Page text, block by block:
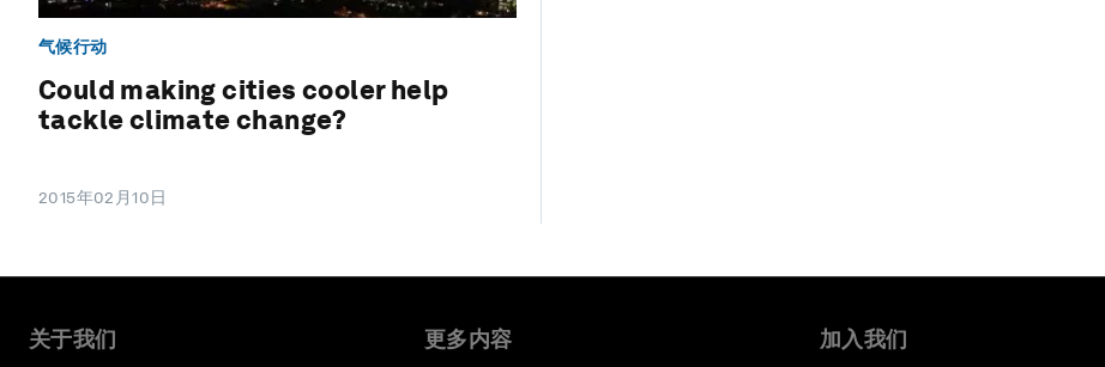
气候行动
Could making cities cooler help
tackle climate change?
2015年02月10日
关于我们 更多内容 加入我们